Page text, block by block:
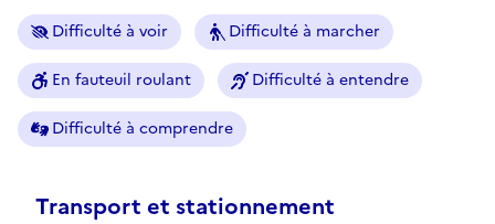
Difficulté à voir Difficulté à marcher
En fauteuil roulant Difficulté à entendre
Difficulté à comprendre
Transport et stationnement